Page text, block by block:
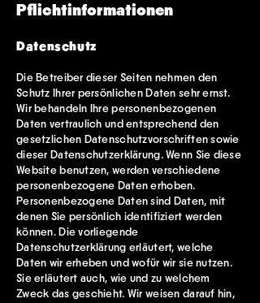
Pflichtinformationen
Datenschutz
Die Betreiber dieser Seiten nehmen den
Schutz Ihrer persönlichen Daten sehr ernst.
Wir behandeln Ihre personenbezogenen
Daten vertraulich und entsprechend den
gesetzlichen Datenschutzvorschriften sowie
dieser Datenschutzerklärung. Wenn Sie diese
Website benutzen, werden verschiedene
personenbezogene Daten erhoben.
Personenbezogene Daten sind Daten, mit
denen Sie persönlich identifiziert werden
können. Die vorliegende
Datenschutzerklärung erläutert, welche
Daten wir erheben und wofür wir sie nutzen.
Sie erläutert auch, wie und zu welchem
Zweck das geschieht. Wir weisen darauf hin,